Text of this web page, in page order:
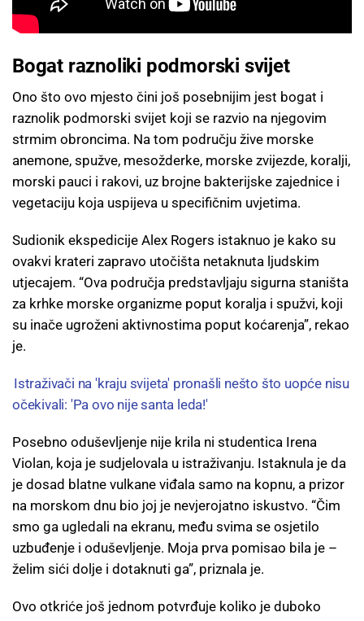
Bogat raznoliki podmorski svijet
Ono što ovo mjesto čini još posebnijim jest bogat i
raznolik podmorski svijet koji se razvio na njegovim
strmim obroncima. Na tom području žive morske
anemone, spužve, mesožderke, morske zvijezde, koralji,
morski pauci i rakovi, uz brojne bakterijske zajednice i
vegetaciju koja uspijeva u specifičnim uvjetima.
Sudionik ekspedicije Alex Rogers istaknuo je kako su
ovakvi krateri zapravo utočišta netaknuta ljudskim
utjecajem. “Ova područja predstavljaju sigurna staništa
za krhke morske organizme poput koralja i spužvi, koji
su inače ugroženi aktivnostima poput koćarenja”, rekao
je.
Istraživači na 'kraju svijeta' pronašli nešto što uopće nisu
očekivali: 'Pa ovo nije santa leda!'
Posebno oduševljenje nije krila ni studentica Irena
Violan, koja je sudjelovala u istraživanju. Istaknula je da
je dosad blatne vulkane viđala samo na kopnu, a prizor
na morskom dnu bio joj je nevjerojatno iskustvo. “Čim
smo ga ugledali na ekranu, među svima se osjetilo
uzbuđenje i oduševljenje. Moja prva pomisao bila je –
želim sići dolje i dotaknuti ga”, priznala je.
Ovo otkriće još jednom potvrđuje koliko je duboko